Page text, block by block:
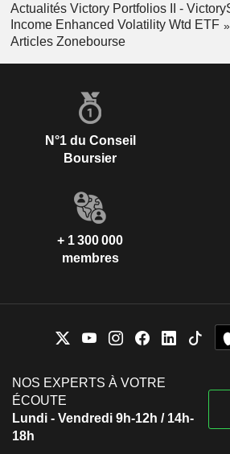
Actualités Victory Portfolios II -
Income Enhanced Volatility Wtd ETF
Articles Zonebourse
N°1 du Conseil
Boursier
+ 1 300 000
membres
NOS EXPERTS À VOTRE
ÉCOUTE
Lundi - Vendredi 9h-12h / 14h-
18h